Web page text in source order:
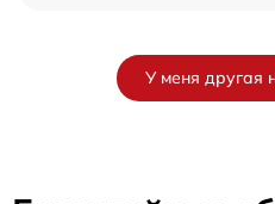
У меня другая